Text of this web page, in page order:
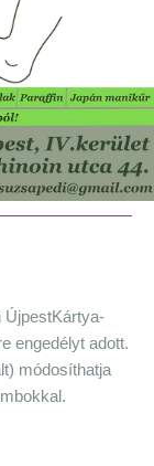
ÚjpestKártya-
engedélyt adott.
módosíthatja